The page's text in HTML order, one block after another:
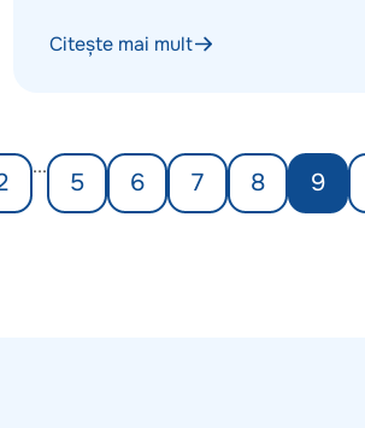
Citește mai mult
...
5 6 7 8 9